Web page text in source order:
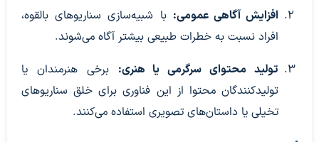
پخش ویدیو
افزایش آگاهی عمومی: با شبیه‌سازی سناریوهای بالقوه،
افراد نسبت به خطرات طبیعی بیشتر آگاه می‌شوند.
تولید محتوای سرگرمی یا هنری: برخی هنرمندان یا
تولیدکنندگان محتوا از این فناوری برای خلق سناریوهای
تخیلی یا داستان‌های تصویری استفاده می‌کنند.